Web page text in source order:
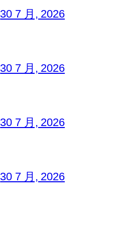
30 7 月, 2026
30 7 月, 2026
30 7 月, 2026
30 7 月, 2026